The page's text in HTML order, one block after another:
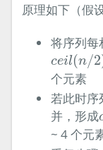
原理如下（假
将序列每
ceil(n/2
ceil(n/2)
个元素
若此时序
并，形成
~ 4 个元